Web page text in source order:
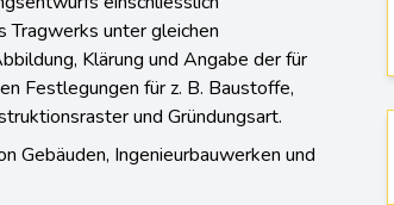
Tragwerks unter gleichen
Klärung und Angabe der für
Festlegungen für z. B. Baustoffe,
und Gründungsart.
Gebäuden, Ingenieurbauwerken und